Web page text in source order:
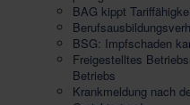
BAG kippt
BSG: Impfschaden
Freigestelltes
Betriebs
Krankmeldung nach